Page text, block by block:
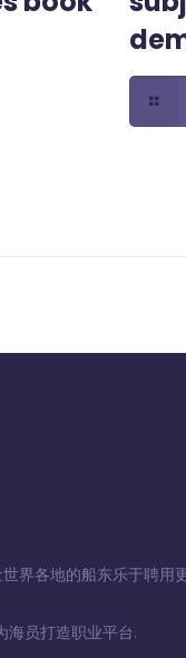
界各地的船东乐于聘用
海员打造职业平台.